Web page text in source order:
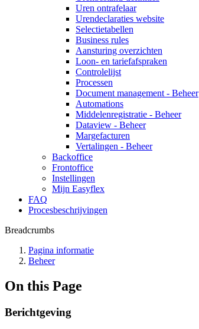
Uren ontrafelaar
Urendeclaraties website
Selectietabellen
Business rules
Aansturing overzichten
Loon- en tariefafspraken
Controlelijst
Processen
Document management - Beheer
Automations
Middelenregistratie - Beheer
Dataview - Beheer
Margefacturen
Vertalingen - Beheer
Backoffice
Frontoffice
Instellingen
Mijn Easyflex
FAQ
Procesbeschrijvingen
Breadcrumbs
Pagina informatie
Beheer
On this Page
Berichtgeving